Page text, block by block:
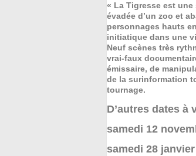
« La Tigresse est
évadée d’un zoo et
personnages hauts
initiatique dans une
Neuf scènes très
vrai-faux
émissaire, de
de la surinformation
tournage.
D’autres dates à
samedi 12
samedi 28